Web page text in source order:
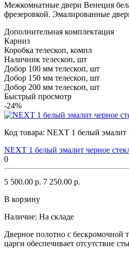
Межкомнатные двери Венеция
фрезеровкой. Эмалированные
Дополнительная комплектация
Карниз
Коробка телескоп, компл
Наличник телескоп, шт
Добор 100 мм телескоп, шт
Добор 150 мм телескоп, шт
Добор 200 мм телескоп, шт
Быстрый просмотр
-24%
Код товара: NEXT 1 белый эмалит
NEXT 1 белый эмалит черное
0
5 500.00 р. 7 250.00 р.
В корзину
Наличие: На складе
Дверное полотно с бескромочной
царги обеспечивает отсутствие